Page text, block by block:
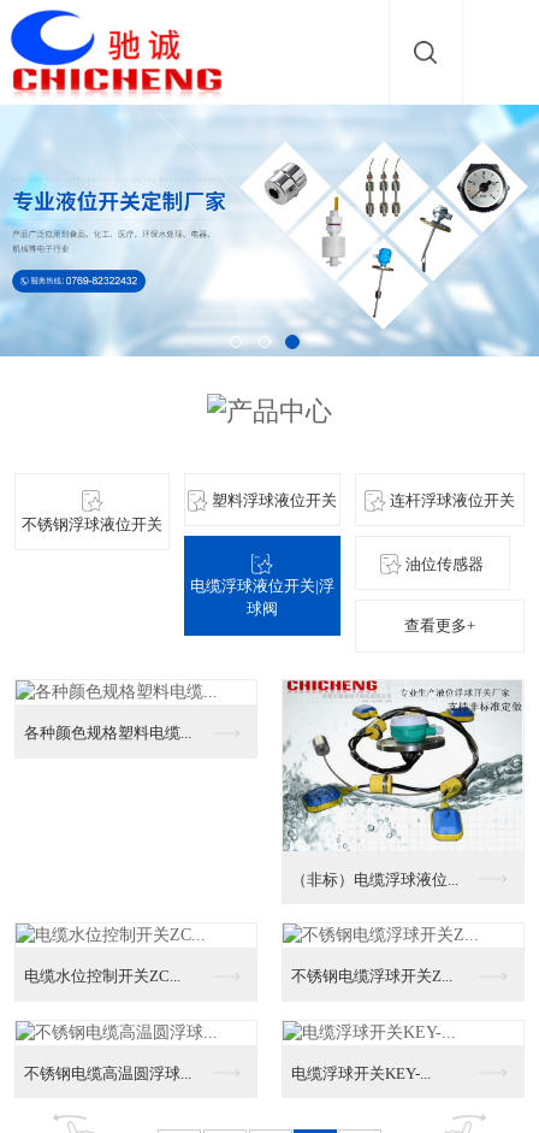
不锈钢浮球液位开关
塑料浮球液位开关 连杆浮球液位开关
电缆浮球液位开关|浮
球阀
油位传感器
查看更多+
各种颜色规格塑料电缆...
（非标）电缆浮球液位...
电缆水位控制开关ZC... 不锈钢电缆浮球开关Z...
不锈钢电缆高温圆浮球... 电缆浮球开关KEY-...